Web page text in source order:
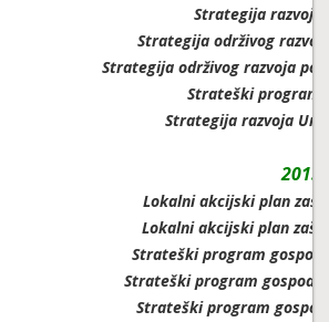
Strategija razvoja
Strategija održivog
Strategija održivog razvoja
Strateški program
Strategija razvoja
Lokalni akcijski plan
Lokalni akcijski plan
Strateški program
Strateški program
Strateški program